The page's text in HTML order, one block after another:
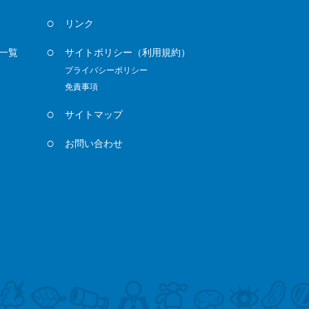
覧
リンク
サイトポリシー （利用規約）
プライバシーポリシー
免責事項
サイトマップ
お問い合わせ